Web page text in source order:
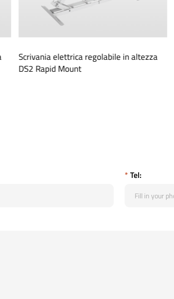
Scrivania elettrica regolabile in altezza
DS2 Rapid Mount
* Tel: